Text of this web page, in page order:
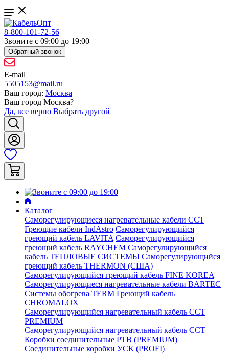
8-800-101-72-56
Звоните с 09:00 до 19:00
Обратный звонок
E-mail
5505153@mail.ru
Ваш город: Москва
Ваш город Москва?
Да, все верно Выбрать другой
Каталог
Саморегулирующиеся нагревательные кабели ССТ
Греющие кабели IndAstro Саморегулирующийся
греющий кабель LAVITA Саморегулирующийся
греющий кабель RAYCHEM Саморегулирующийся
кабель ТЕПЛОВЫЕ СИСТЕМЫ Саморегулирующийся
греющий кабель THERMON (США)
Саморегулирующийся греющий кабель FINE KOREA
Саморегулирующиеся нагревательные кабели BARTEC
Системы обогрева TERM Греющий кабель
CHROMALOX
Саморегулирующийся нагревательный кабель ССТ
PREMIUM
Саморегулирующийся нагревательный кабель ССТ
Коробки соединительные РТВ (PREMIUM)
Соединительные коробки УСК (PROFI)